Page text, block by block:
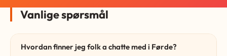
Vanlige spørsmål
Hvordan finner jeg folk a chatte med i Førde?